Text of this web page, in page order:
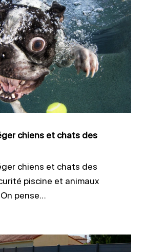
chiens et chats des
chiens et chats des
piscine et animaux
pense…